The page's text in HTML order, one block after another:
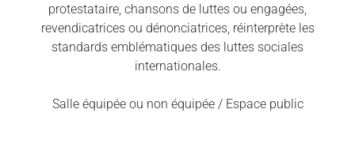
protestataire, chansons de luttes ou engagées,
revendicatrices ou dénonciatrices, réinterprète les
standards emblématiques des luttes sociales
internationales.
Salle équipée ou non équipée / Espace public